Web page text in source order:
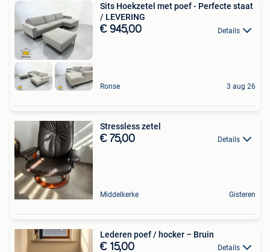
Sits Hoekzetel met poef - Perfecte staat
/ LEVERING
€ 945,00 Details
Ronse 3 aug 26
Stressless zetel
€ 75,00 Details
Middelkerke Gisteren
Lederen poef / hocker – Bruin
€ 15,00 Details